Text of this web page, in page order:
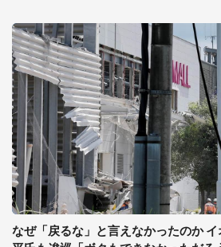
なぜ「戻るな」と言えなかったのか